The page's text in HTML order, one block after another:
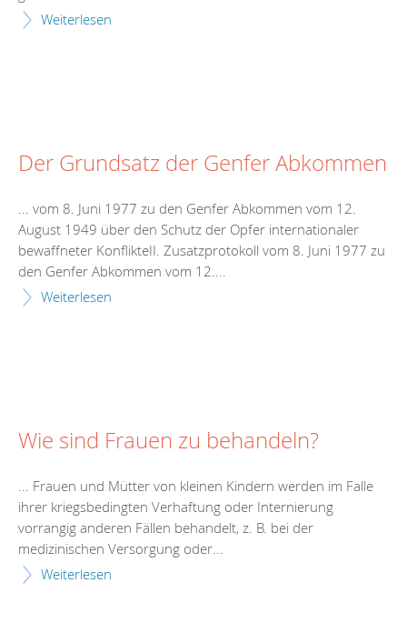
Weiterlesen
Der Grundsatz der Genfer Abkommen
... vom 8. Juni 1977 zu den Genfer Abkommen vom 12.
August 1949 über den Schutz der Opfer internationaler
bewaffneter KonflikteII. Zusatzprotokoll vom 8. Juni 1977 zu
den Genfer Abkommen vom 12....
Weiterlesen
Wie sind Frauen zu behandeln?
... Frauen und Mütter von kleinen Kindern werden im Falle
ihrer kriegsbedingten Verhaftung oder Internierung
vorrangig anderen Fällen behandelt, z. B. bei der
medizinischen Versorgung oder...
Weiterlesen